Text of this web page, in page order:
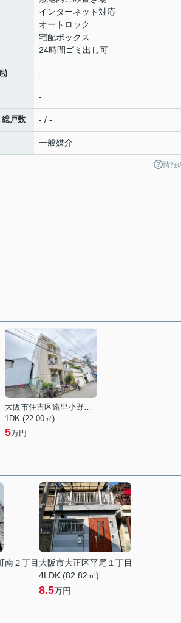
インターネット対応
オートロック
宅配ボックス
24時間ゴミ出し可
) -
-
戸数 - / -
一般媒介
情報
大阪市住吉区遠里小野１丁目
1DK (22.00㎡)
5万円
南２丁目 大阪市大正区平尾１丁目
4LDK (82.82㎡)
8.5万円